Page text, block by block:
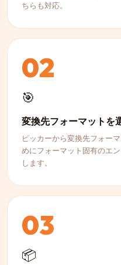
ちらも対応。
02
🎯
変換先フォーマットを
ピッカーから変換先フォー
めにフォーマット固有のエ
します。
03
📦